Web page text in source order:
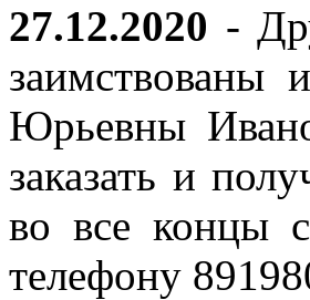
27.12.2020 -
заимствованы
Юрьевны
заказать и
во все концы
телефону